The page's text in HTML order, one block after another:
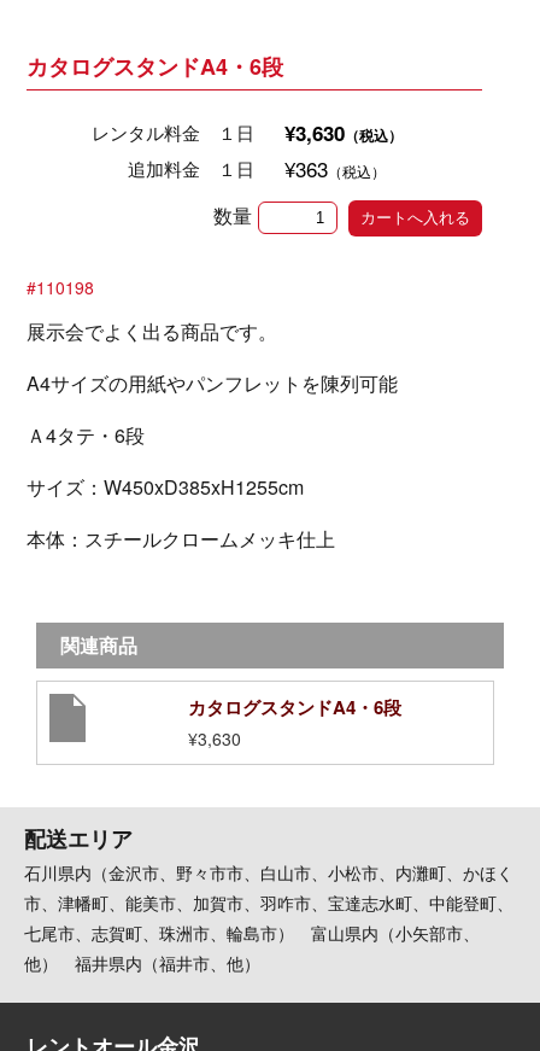
カタログスタンドA4・6段
レンタル料金 １日 ¥3,630 （税込）
追加料金 １日 ¥363 （税込）
数量
#110198
展示会でよく出る商品です。
A4サイズの用紙やパンフレットを陳列可能
Ａ4タテ・6段
サイズ：W450xD385xH1255cm
本体：スチールクロームメッキ仕上
関連商品
カタログスタンドA4・6段
¥3,630
配送エリア
石川県内（金沢市、野々市市、白山市、小松市、内灘町、かほく
市、津幡町、能美市、加賀市、羽咋市、宝達志水町、中能登町、
七尾市、志賀町、珠洲市、輪島市） 富山県内（小矢部市、
他） 福井県内（福井市、他）